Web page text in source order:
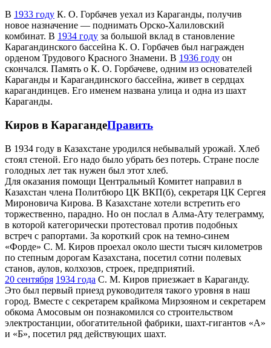
В 1933 году К. О. Горбачев уехал из Караганды, получив
новое назначение — поднимать Орско-Халиловский
комбинат. В 1934 году за большой вклад в становление
Карагандинского бассейна К. О. Горбачев был награжден
орденом Трудового Красного Знамени. В 1936 году он
скончался. Память о К. О. Горбачеве, одним из основателей
Караганды и Карагандинского бассейна, живет в сердцах
карагандинцев. Его именем названа улица и одна из шахт
Караганды.
Киров в КарагандеПравить
В 1934 году в Казахстане уродился небывалый урожай. Хлеб
стоял стеной. Его надо было убрать без потерь. Стране после
голодных лет так нужен был этот хлеб.
Для оказания помощи Центральный Комитет направил в
Казахстан члена Политбюро ЦК ВКП(б), секретаря ЦК Сергея
Мироновича Кирова. В Казахстане хотели встретить его
торжественно, парадно. Но он послал в Алма-Ату телеграмму,
в которой категорически протестовал против подобных
встреч с рапортами. За короткий срок на темно-синем
«Форде» С. М. Киров проехал около шести тысяч километров
по степным дорогам Казахстана, посетил сотни полевых
станов, аулов, колхозов, строек, предприятий.
20 сентября 1934 года С. М. Киров приезжает в Караганду.
Это был первый приезд руководителя такого уровня в наш
город. Вместе с секретарем крайкома Мирзояном и секретарем
обкома Амосовым он познакомился со строительством
электростанции, обогатительной фабрики, шахт-гигантов «А»
и «Б», посетил ряд действующих шахт.